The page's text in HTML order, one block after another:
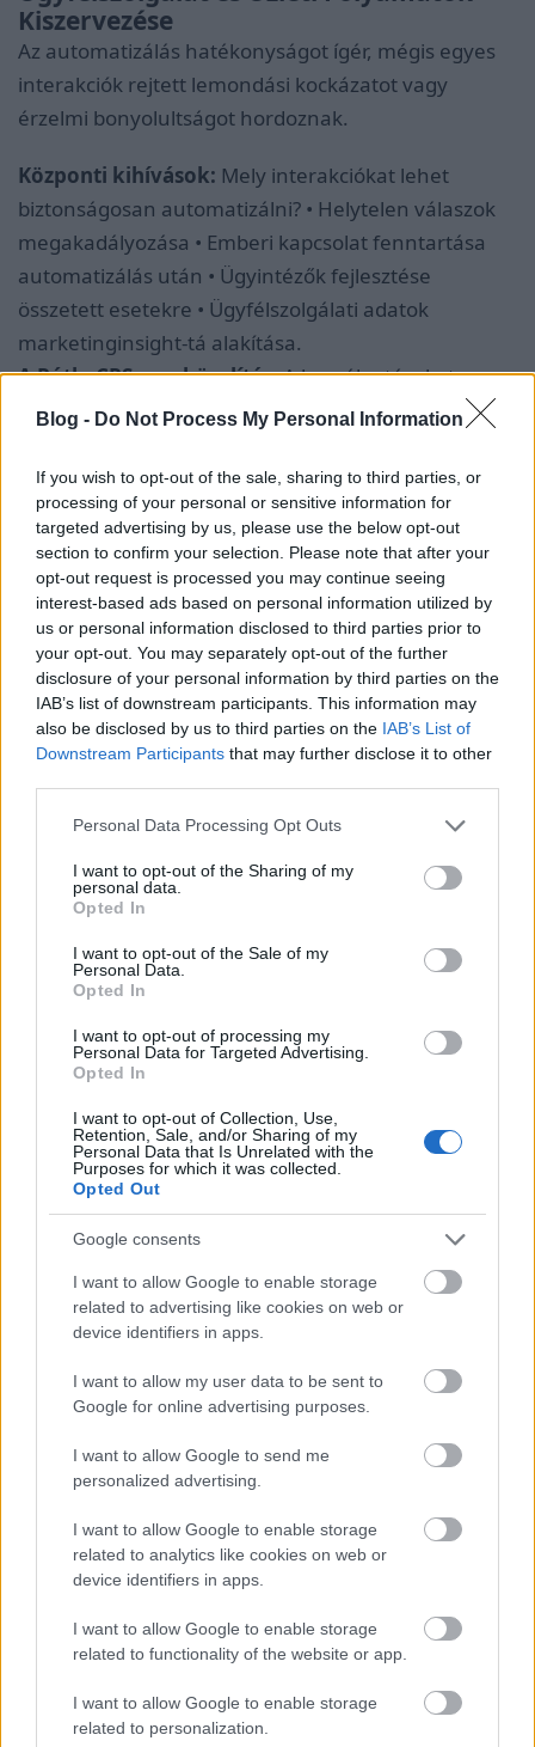
Blog - Do Not Process My Personal Information
If you wish to opt-out of the sale, sharing to third parties, or
processing of your personal or sensitive information for
targeted advertising by us, please use the below opt-out
section to confirm your selection. Please note that after your
opt-out request is processed you may continue seeing
interest-based ads based on personal information utilized by
us or personal information disclosed to third parties prior to
your opt-out. You may separately opt-out of the further
disclosure of your personal information by third parties on the
IAB’s list of downstream participants. This information may
also be disclosed by us to third parties on the IAB’s List of
Downstream Participants that may further disclose it to other
Please note that this website/app uses one or more Google
not limited to your visit or usage behaviour. You may click to
grant or deny consent to Google and its third-party tags to
use your data for below specified purposes in below Google
consent section.
Personal Data Processing Opt Outs
I want to opt-out of the Sharing of my
personal data.
Opted In
I want to opt-out of the Sale of my
Personal Data.
Opted In
I want to opt-out of processing my
Personal Data for Targeted Advertising.
Opted In
I want to opt-out of Collection, Use,
Retention, Sale, and/or Sharing of my
Personal Data that Is Unrelated with the
Purposes for which it was collected.
Opted Out
Google consents
I want to allow Google to enable storage
related to advertising like cookies on web or
device identifiers in apps.
I want to allow my user data to be sent to
Google for online advertising purposes.
I want to allow Google to send me
personalized advertising.
I want to allow Google to enable storage
related to analytics like cookies on web or
device identifiers in apps.
I want to allow Google to enable storage
related to functionality of the website or app.
I want to allow Google to enable storage
related to personalization.
Kiszervezése
Az automatizálás hatékonyságot ígér, mégis egyes
interakciók rejtett lemondási kockázatot vagy
érzelmi bonyolultságot hordoznak.
Központi kihívások: Mely interakciókat lehet
biztonságosan automatizálni? • Helytelen válaszok
megakadályozása • Emberi kapcsolat fenntartása
automatizálás után • Ügyintézők fejlesztése
összetett esetekre • Ügyfélszolgálati adatok
marketinginsight-tá alakítása.
A Róth–CRS megközelítés:A beszélgetéseket
kockázat szerint osztályozzuk. Alacsony kockázatú
emberi útvonalra irányítunk. Az asszisztenseket
jóváhagyott tudásbázisokra korlátozzuk. A
támogatásból származó kérdéseket
szisztematikusan betápláljuk a tartalomstratégiába.
04
Bankügy, Pénzügy és Biztosítás
A pénzügyi döntések ma már gyakran AI-modelleket
tartalmaznak, amelyeket el kell tudni magyarázni. A
történelmi adatok beágyazhatják a múltbeli
Központi kihívások:AI-döntések magyarázata
szabályozóknak és ügyfeleknek • Adatok
torzításának felismerése • AI-alapú csalás elleni
AI-használat kommunikálása bizalomvesztés nélkül.
A Róth–CRS megközelítés:
különböző közönségeknek megfelelő nyelven
dokumentáljuk. A modellajánlásokat elválasztjuk a
kimenetelek szempontjából vizsgáljuk. A
tanácsadókat az értelmezés és elszámoltathatóság
köré pozicionáljuk újra.
További iparágak (rövid összefoglaló)
Az alábbi iparágakban ugyanaz a kutatás-alapú, entitás-
központú megközelítés érvényesül. A részletes 100 kérdés
05. Jogi szolgáltatások
– Titoktartás, AI-
kutatás validálása, juniorok fejlesztése
Felelősség, egyenlőtlenség, felelősségteljes
tartalom
07. Oktatás és képzés– Valódi tudás
értékelése, AI-függőség megelőzése
08. Kiskereskedelem és e-kereskedelem